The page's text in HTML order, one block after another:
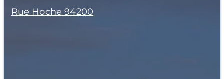
Rue Hoche 94200